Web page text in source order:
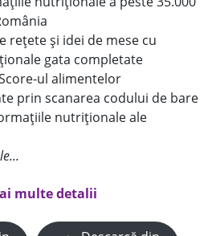
rețete și idei de mese cu
gata completate
ul alimentelor
prin scanarea codului de bare
nutriționale ale
multe detalii